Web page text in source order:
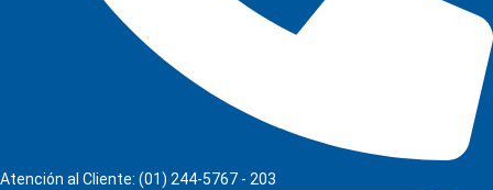
Atención al Cliente: (01) 244-5767 - 203